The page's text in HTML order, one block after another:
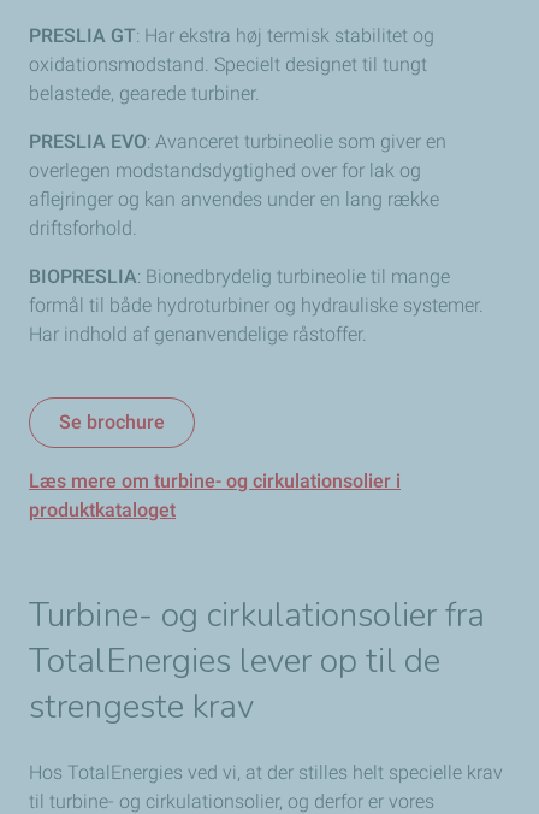
PRESLIA GT: Har ekstra høj termisk stabilitet og
oxidationsmodstand. Specielt designet til tungt
belastede, gearede turbiner.
PRESLIA EVO: Avanceret turbineolie som giver en
overlegen modstandsdygtighed over for lak og
aflejringer og kan anvendes under en lang række
driftsforhold.
BIOPRESLIA: Bionedbrydelig turbineolie til mange
formål til både hydroturbiner og hydrauliske systemer.
Har indhold af genanvendelige råstoffer.
Se brochure
Læs mere om turbine- og cirkulationsolier i
produktkataloget
Turbine- og cirkulationsolier fra
TotalEnergies lever op til de
strengeste krav
Hos TotalEnergies ved vi, at der stilles helt specielle krav
til turbine- og cirkulationsolier, og derfor er vores